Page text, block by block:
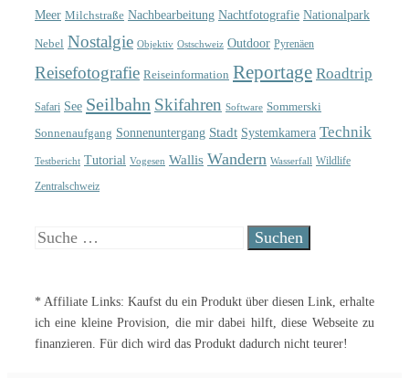
Meer Milchstraße Nachbearbeitung Nachtfotografie Nationalpark
Nebel Nostalgie Objektiv Ostschweiz Outdoor Pyrenäen
Reisefotografie Reiseinformation Reportage Roadtrip
Safari See Seilbahn Skifahren Software Sommerski
Sonnenaufgang Sonnenuntergang Stadt Systemkamera Technik
Testbericht Tutorial Vogesen Wallis Wandern Wasserfall Wildlife
Zentralschweiz
Suche
* Affiliate Links: Kaufst du ein Produkt über diesen Link, erhalte
ich eine kleine Provision, die mir dabei hilft, diese Webseite zu
finanzieren. Für dich wird das Produkt dadurch nicht teurer!